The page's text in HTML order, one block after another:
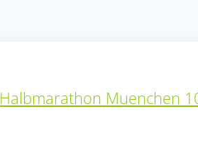
Halbmarathon Muenchen